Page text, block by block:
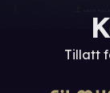
Tillatt